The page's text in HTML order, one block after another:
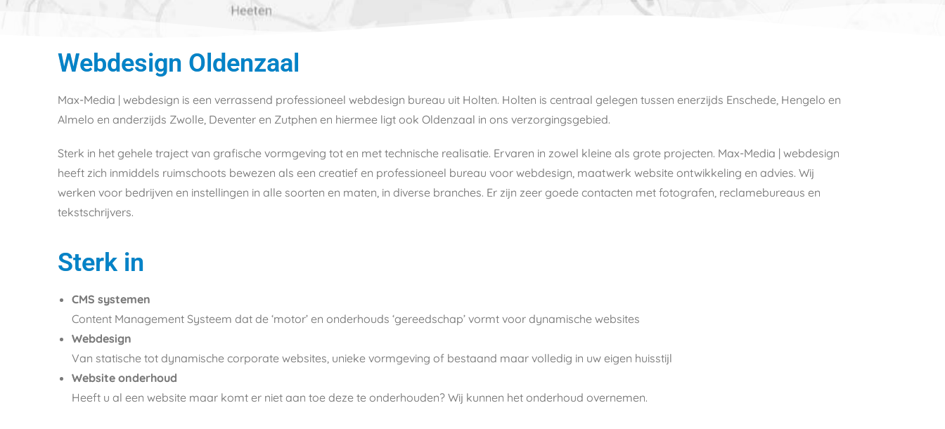
Webdesign Oldenzaal
Max-Media | webdesign is een verrassend professioneel webdesign bureau uit Holten. Holten is centraal gelegen tussen enerzijds Enschede, Hengelo en
Almelo en anderzijds Zwolle, Deventer en Zutphen en hiermee ligt ook Oldenzaal in ons verzorgingsgebied.
Sterk in het gehele traject van grafische vormgeving tot en met technische realisatie. Ervaren in zowel kleine als grote projecten. Max-Media | webdesign
heeft zich inmiddels ruimschoots bewezen als een creatief en professioneel bureau voor webdesign, maatwerk website ontwikkeling en advies. Wij
werken voor bedrijven en instellingen in alle soorten en maten, in diverse branches. Er zijn zeer goede contacten met fotografen, reclamebureaus en
tekstschrijvers.
Sterk in
CMS systemen
Content Management Systeem dat de ‘motor’ en onderhouds ‘gereedschap’ vormt voor dynamische websites
Webdesign
Van statische tot dynamische corporate websites, unieke vormgeving of bestaand maar volledig in uw eigen huisstijl
Website onderhoud
Heeft u al een website maar komt er niet aan toe deze te onderhouden? Wij kunnen het onderhoud overnemen.